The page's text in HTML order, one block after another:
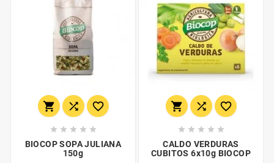
  
    
BIOCOP SOPA JULIANA
150g
  
    
CALDO VERDURAS
CUBITOS 6x10g BIOCOP